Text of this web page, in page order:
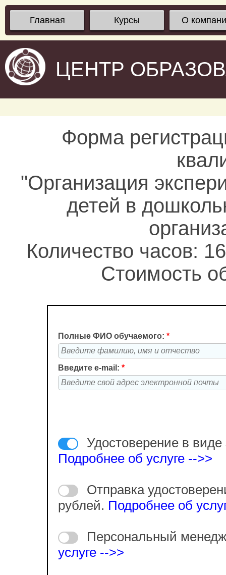
Главная Курсы О
ЦЕНТР
Форма
"Организация
детей в
Количество часов:
Стоимость
Полные ФИО обучаемого: *
Введите e-mail: *
Удостоверение в виде
Подробнее об услуге -->>
Отправка
рублей. Подробнее об
Персональный
услуге -->>